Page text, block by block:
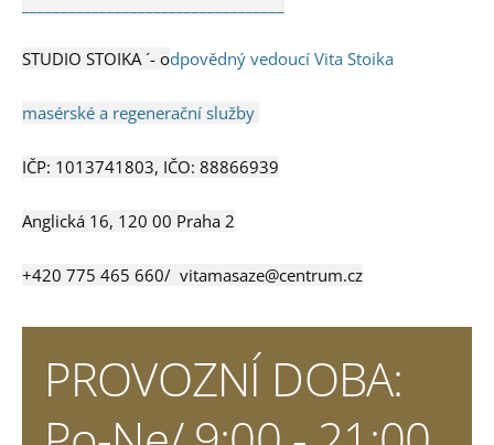
STUDIO STOIKA ´- odpovědný vedoucí Vita Stoika
masérské a regenerační služby
IČP: 1013741803, IČO: 88866939
Anglická 16, 120 00 Praha 2
+420 775 465 660/ vitamasaze@centrum.cz
PROVOZNÍ DOBA: